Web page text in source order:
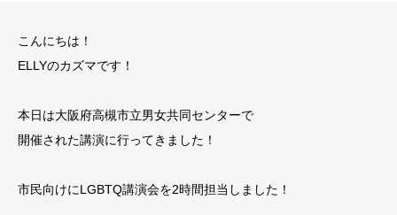
こんにちは！
ELLYのカズマです！
本日は大阪府高槻市立男女共同センターで
開催された講演に行ってきました！
市民向けにLGBTQ講演会を2時間担当しました！